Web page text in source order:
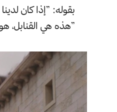
بقوله: ”إذا كان
”هذه هي القنابل،